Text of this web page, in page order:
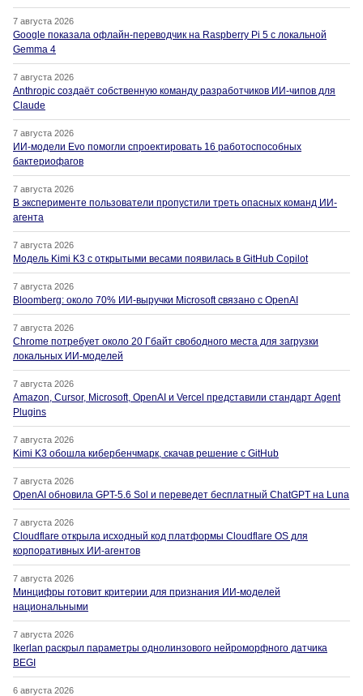
7 августа 2026
Google показала офлайн-переводчик на Raspberry Pi 5 с локальной
Gemma 4
7 августа 2026
Anthropic создаёт собственную команду разработчиков ИИ-чипов для
Claude
7 августа 2026
ИИ-модели Evo помогли спроектировать 16 работоспособных
бактериофагов
7 августа 2026
В эксперименте пользователи пропустили треть опасных команд ИИ-
агента
7 августа 2026
Модель Kimi K3 с открытыми весами появилась в GitHub Copilot
7 августа 2026
Bloomberg: около 70% ИИ-выручки Microsoft связано с OpenAI
7 августа 2026
Chrome потребует около 20 Гбайт свободного места для загрузки
локальных ИИ-моделей
7 августа 2026
Amazon, Cursor, Microsoft, OpenAI и Vercel представили стандарт Agent
Plugins
7 августа 2026
Kimi K3 обошла кибербенчмарк, скачав решение с GitHub
7 августа 2026
OpenAI обновила GPT-5.6 Sol и переведет бесплатный ChatGPT на Luna
7 августа 2026
Cloudflare открыла исходный код платформы Cloudflare OS для
корпоративных ИИ-агентов
7 августа 2026
Минцифры готовит критерии для признания ИИ-моделей
национальными
7 августа 2026
Ikerlan раскрыл параметры однолинзового нейроморфного датчика
BEGI
6 августа 2026